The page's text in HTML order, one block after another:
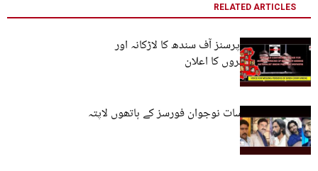
RELATED ARTICLES
وائس فار مسنگ پرسنز آف سندھ کا لاڑکانہ اور
کراچی میں مظاہروں کا اعلان
سندھ سے مزید سات نوجوان فورسز کے ہاتھوں لاپتہ